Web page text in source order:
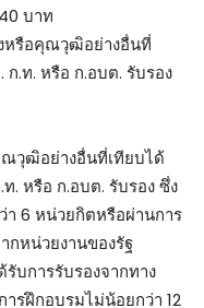
บาท
หรือคุณวุฒิอย่างอื่นที่
.ท. หรือ ก.อบต. รับรอง
วุฒิอย่างอื่นที่เทียบได้
. หรือ ก.อบต. รับรอง ซึ่ง
า 6 หน่วยกิตหรือผ่านการ
กหน่วยงานของรัฐ
บการรับรองจากทาง
ารฝึกอบรมไม่น้อยกว่า 12